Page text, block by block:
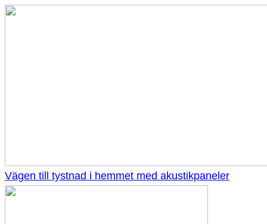
Vägen till tystnad i hemmet med akustikpaneler